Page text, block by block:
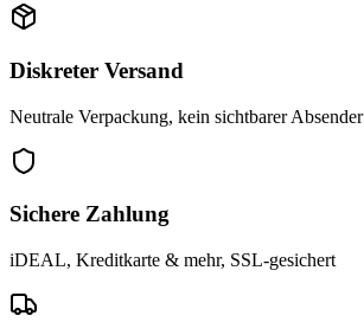
Diskreter Versand
Neutrale Verpackung, kein sichtbarer Absender
Sichere Zahlung
iDEAL, Kreditkarte & mehr, SSL-gesichert